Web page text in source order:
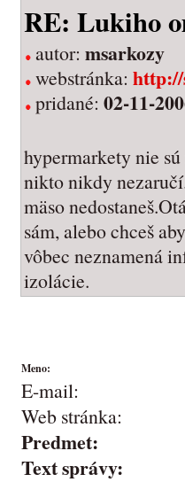
RE: Lukiho
autor: msarkozy
webstránka: http://
pridané: 02-11-
hypermarkety nie
nikto nikdy
mäso
sám, alebo chceš
vôbec neznamená
izolácie.
Meno:
E-mail:
Web stránka:
Predmet:
Text správy: